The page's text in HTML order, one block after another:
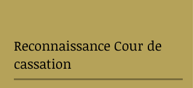
Reconnaissance Cour de
cassation